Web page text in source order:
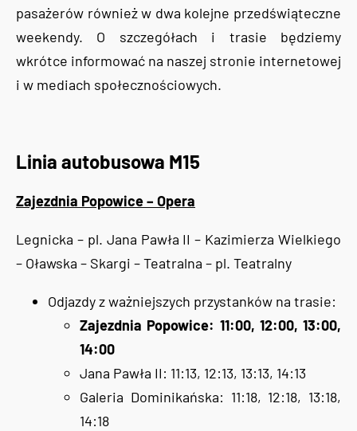
pasażerów również w dwa kolejne przedświąteczne
weekendy. O szczegółach i trasie będziemy
wkrótce informować na naszej stronie internetowej
i w mediach społecznościowych.
Linia autobusowa M15
Zajezdnia Popowice – Opera
Legnicka – pl. Jana Pawła II – Kazimierza Wielkiego
– Oławska – Skargi – Teatralna – pl. Teatralny
Odjazdy z ważniejszych przystanków na trasie:
Zajezdnia Popowice: 11:00, 12:00, 13:00,
14:00
Jana Pawła II: 11:13, 12:13, 13:13, 14:13
Galeria Dominikańska: 11:18, 12:18, 13:18,
14:18